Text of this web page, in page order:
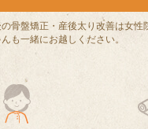
骨盤矯正・産後太り改善は女性
も一緒にお越しください。